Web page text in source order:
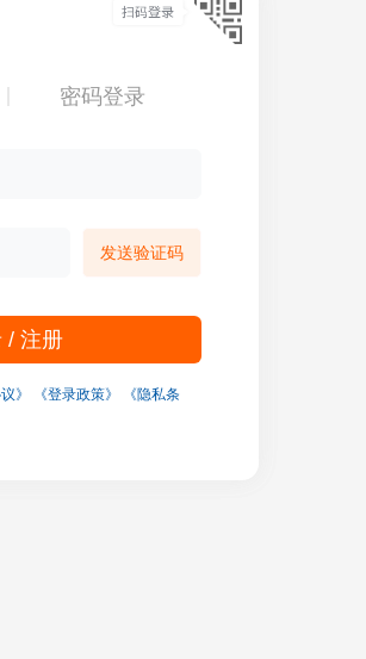
密码登录
发送验证码
/ 注册
》 《登录政策》
《隐私条